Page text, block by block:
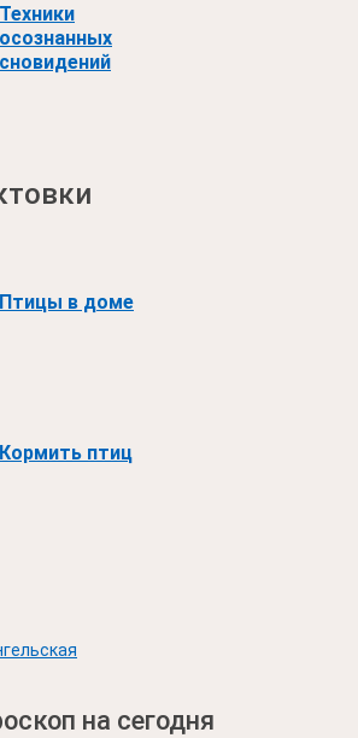
Техники
осознанных
сновидений
Птицы в доме
Кормить птиц
на сегодня